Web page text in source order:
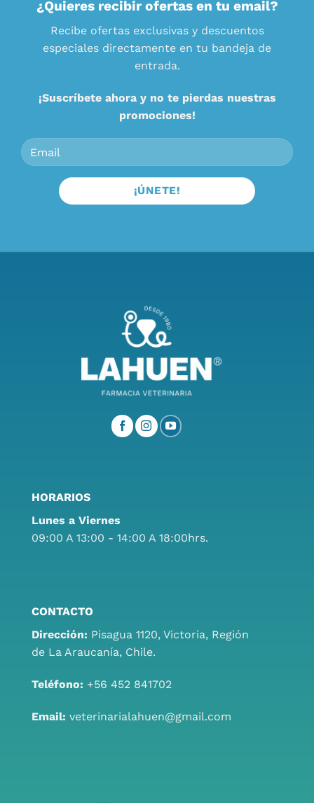
¿Quieres recibir ofertas en tu email?
Recibe ofertas exclusivas y descuentos
especiales directamente en tu bandeja de
entrada.
¡Suscríbete ahora y no te pierdas nuestras
promociones!
HORARIOS
Lunes a Viernes
09:00 A 13:00 - 14:00 A 18:00hrs.
CONTACTO
Dirección: Pisagua 1120, Victoria, Región
de La Araucanía, Chile.
Teléfono: +56 452 841702
Email: veterinarialahuen@gmail.com